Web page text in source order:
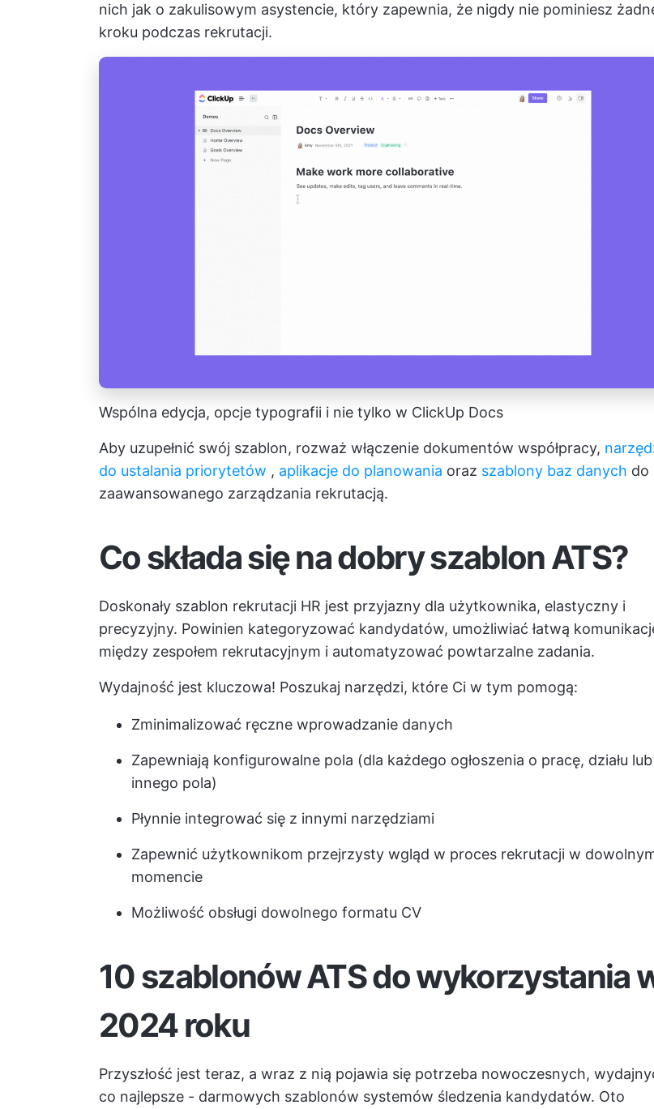
nich jak o zakulisowym asystencie, który zapewnia, że nigdy nie pominiesz
kroku podczas rekrutacji.
Wspólna edycja, opcje typografii i nie tylko w ClickUp Docs
Aby uzupełnić swój szablon, rozważ włączenie dokumentów współpracy,
do ustalania priorytetów , aplikacje do planowania oraz szablony baz danych do
zaawansowanego zarządzania rekrutacją.
Co składa się na dobry szablon ATS?
Doskonały szablon rekrutacji HR jest przyjazny dla użytkownika, elastyczny i
precyzyjny. Powinien kategoryzować kandydatów, umożliwiać łatwą
między zespołem rekrutacyjnym i automatyzować powtarzalne zadania.
Wydajność jest kluczowa! Poszukaj narzędzi, które Ci w tym pomogą:
Zminimalizować ręczne wprowadzanie danych
Zapewniają konfigurowalne pola (dla każdego ogłoszenia o pracę, działu lub
innego pola)
Płynnie integrować się z innymi narzędziami
Zapewnić użytkownikom przejrzysty wgląd w proces rekrutacji w
momencie
Możliwość obsługi dowolnego formatu CV
10 szablonów ATS do wykorzystania
2024 roku
Przyszłość jest teraz, a wraz z nią pojawia się potrzeba nowoczesnych,
co najlepsze - darmowych szablonów systemów śledzenia kandydatów. Oto